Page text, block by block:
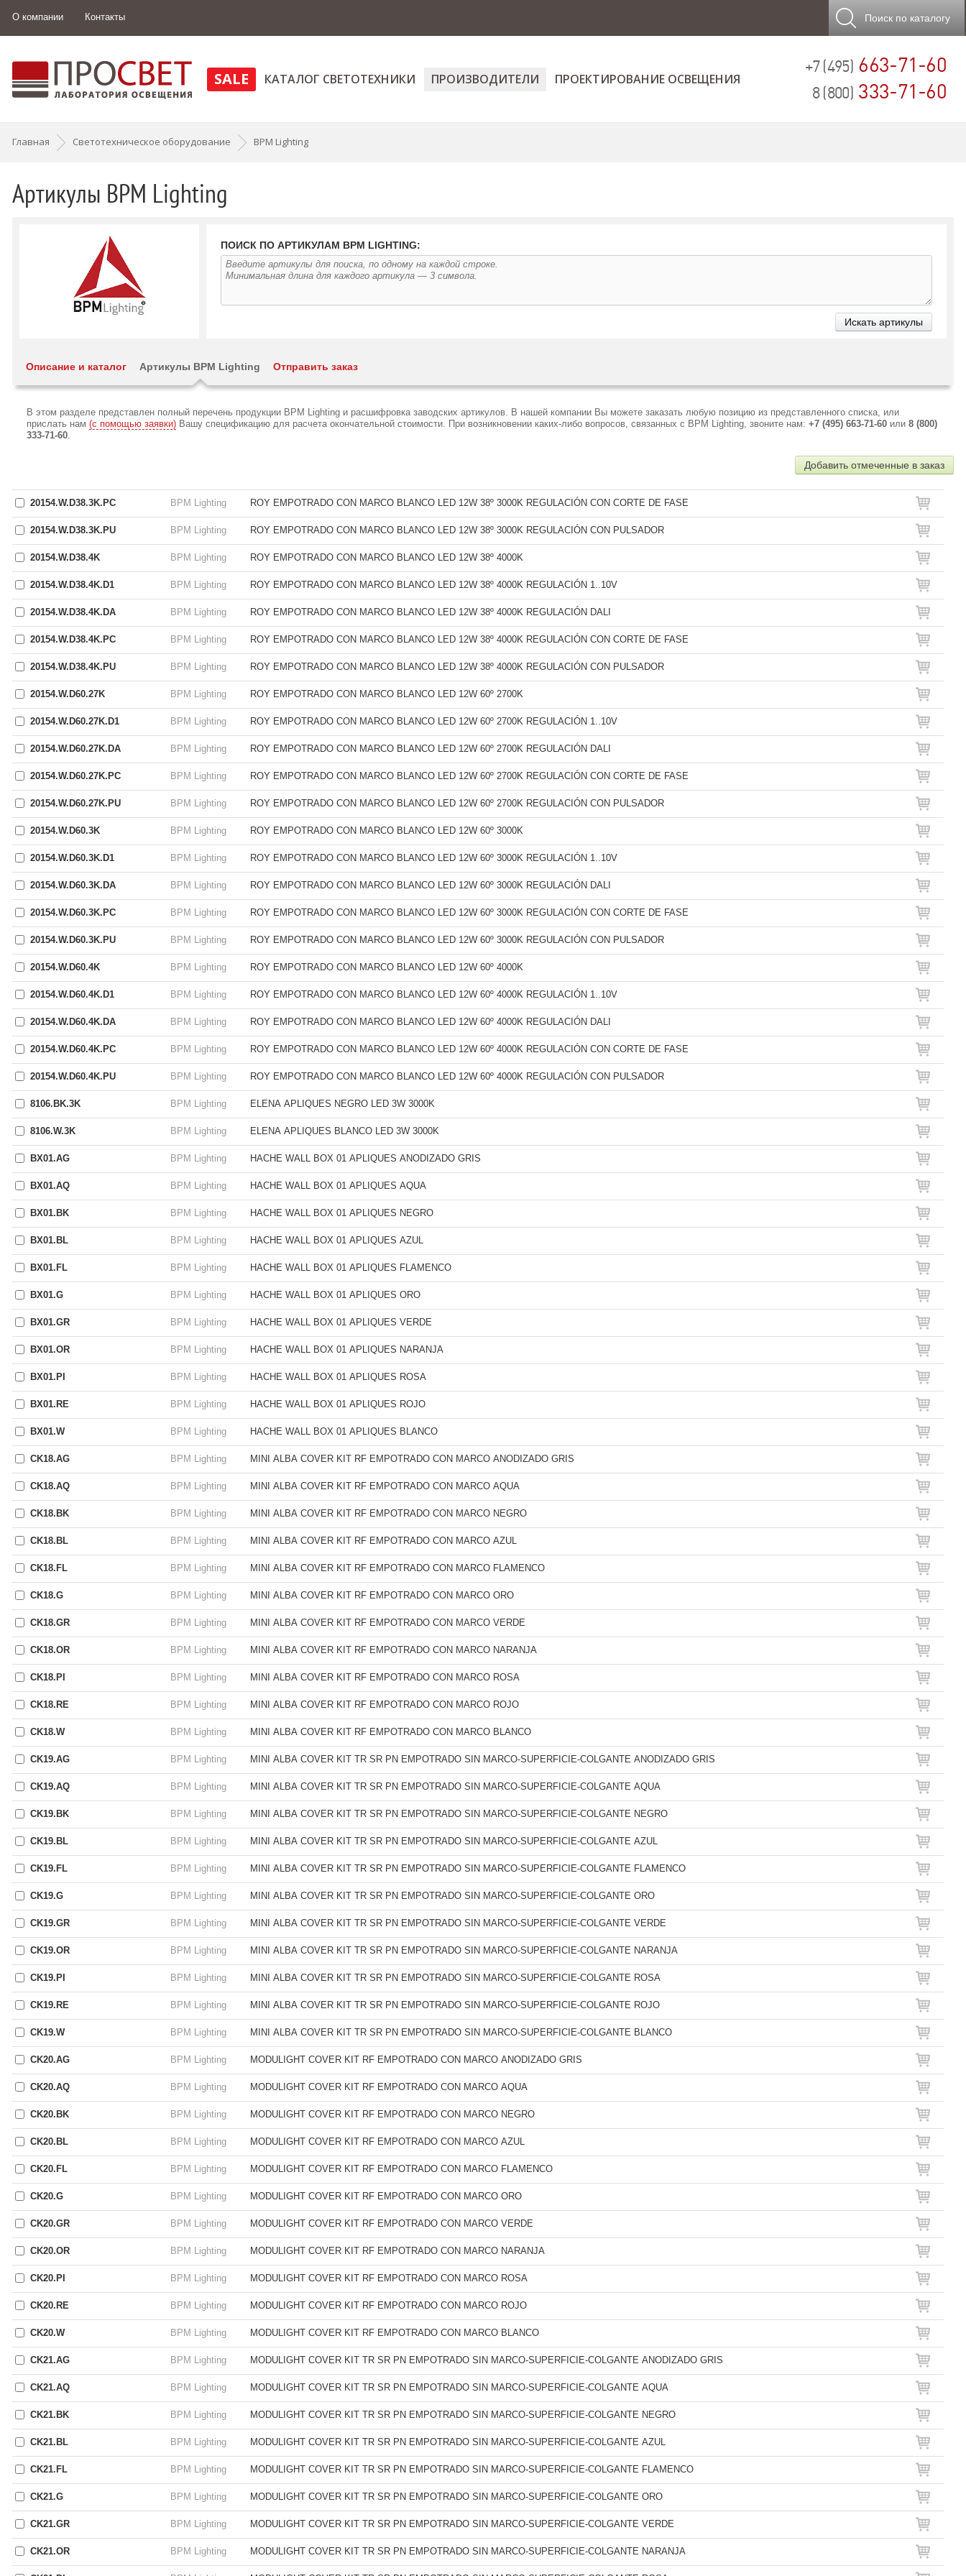
О компании Контакты Поиск по каталогу
+7 (495) 663-71-60
8 (800) 333-71-60
SALE КАТАЛОГ СВЕТОТЕХНИКИ ПРОИЗВОДИТЕЛИ ПРОЕКТИРОВАНИЕ ОСВЕЩЕНИЯ
Главная Светотехническое оборудование BPM Lighting
Артикулы BPM Lighting
ПОИСК ПО АРТИКУЛАМ BPM LIGHTING:
Описание и каталог Артикулы BPM Lighting Отправить заказ
В этом разделе представлен полный перечень продукции BPM Lighting и расшифровка заводских артикулов. В нашей компании Вы можете заказать любую позицию из представленного списка, или
прислать нам (с помощью заявки) Вашу спецификацию для расчета окончательной стоимости. При возникновении каких-либо вопросов, связанных с BPM Lighting, звоните нам: +7 (495) 663-71-60 или 8 (800)
333-71-60.
Добавить отмеченные в заказ
20154.W.D38.3K.PC BPM Lighting ROY EMPOTRADO CON MARCO BLANCO LED 12W 38º 3000K REGULACIÓN CON CORTE DE FASE
20154.W.D38.3K.PU BPM Lighting ROY EMPOTRADO CON MARCO BLANCO LED 12W 38º 3000K REGULACIÓN CON PULSADOR
20154.W.D38.4K BPM Lighting ROY EMPOTRADO CON MARCO BLANCO LED 12W 38º 4000K
20154.W.D38.4K.D1 BPM Lighting ROY EMPOTRADO CON MARCO BLANCO LED 12W 38º 4000K REGULACIÓN 1..10V
20154.W.D38.4K.DA BPM Lighting ROY EMPOTRADO CON MARCO BLANCO LED 12W 38º 4000K REGULACIÓN DALI
20154.W.D38.4K.PC BPM Lighting ROY EMPOTRADO CON MARCO BLANCO LED 12W 38º 4000K REGULACIÓN CON CORTE DE FASE
20154.W.D38.4K.PU BPM Lighting ROY EMPOTRADO CON MARCO BLANCO LED 12W 38º 4000K REGULACIÓN CON PULSADOR
20154.W.D60.27K BPM Lighting ROY EMPOTRADO CON MARCO BLANCO LED 12W 60º 2700K
20154.W.D60.27K.D1 BPM Lighting ROY EMPOTRADO CON MARCO BLANCO LED 12W 60º 2700K REGULACIÓN 1..10V
20154.W.D60.27K.DA BPM Lighting ROY EMPOTRADO CON MARCO BLANCO LED 12W 60º 2700K REGULACIÓN DALI
20154.W.D60.27K.PC BPM Lighting ROY EMPOTRADO CON MARCO BLANCO LED 12W 60º 2700K REGULACIÓN CON CORTE DE FASE
20154.W.D60.27K.PU BPM Lighting ROY EMPOTRADO CON MARCO BLANCO LED 12W 60º 2700K REGULACIÓN CON PULSADOR
20154.W.D60.3K BPM Lighting ROY EMPOTRADO CON MARCO BLANCO LED 12W 60º 3000K
20154.W.D60.3K.D1 BPM Lighting ROY EMPOTRADO CON MARCO BLANCO LED 12W 60º 3000K REGULACIÓN 1..10V
20154.W.D60.3K.DA BPM Lighting ROY EMPOTRADO CON MARCO BLANCO LED 12W 60º 3000K REGULACIÓN DALI
20154.W.D60.3K.PC BPM Lighting ROY EMPOTRADO CON MARCO BLANCO LED 12W 60º 3000K REGULACIÓN CON CORTE DE FASE
20154.W.D60.3K.PU BPM Lighting ROY EMPOTRADO CON MARCO BLANCO LED 12W 60º 3000K REGULACIÓN CON PULSADOR
20154.W.D60.4K BPM Lighting ROY EMPOTRADO CON MARCO BLANCO LED 12W 60º 4000K
20154.W.D60.4K.D1 BPM Lighting ROY EMPOTRADO CON MARCO BLANCO LED 12W 60º 4000K REGULACIÓN 1..10V
20154.W.D60.4K.DA BPM Lighting ROY EMPOTRADO CON MARCO BLANCO LED 12W 60º 4000K REGULACIÓN DALI
20154.W.D60.4K.PC BPM Lighting ROY EMPOTRADO CON MARCO BLANCO LED 12W 60º 4000K REGULACIÓN CON CORTE DE FASE
20154.W.D60.4K.PU BPM Lighting ROY EMPOTRADO CON MARCO BLANCO LED 12W 60º 4000K REGULACIÓN CON PULSADOR
8106.BK.3K BPM Lighting ELENA APLIQUES NEGRO LED 3W 3000K
8106.W.3K BPM Lighting ELENA APLIQUES BLANCO LED 3W 3000K
BX01.AG BPM Lighting HACHE WALL BOX 01 APLIQUES ANODIZADO GRIS
BX01.AQ BPM Lighting HACHE WALL BOX 01 APLIQUES AQUA
BX01.BK BPM Lighting HACHE WALL BOX 01 APLIQUES NEGRO
BX01.BL BPM Lighting HACHE WALL BOX 01 APLIQUES AZUL
BX01.FL BPM Lighting HACHE WALL BOX 01 APLIQUES FLAMENCO
BX01.G BPM Lighting HACHE WALL BOX 01 APLIQUES ORO
BX01.GR BPM Lighting HACHE WALL BOX 01 APLIQUES VERDE
BX01.OR BPM Lighting HACHE WALL BOX 01 APLIQUES NARANJA
BX01.PI BPM Lighting HACHE WALL BOX 01 APLIQUES ROSA
BX01.RE BPM Lighting HACHE WALL BOX 01 APLIQUES ROJO
BX01.W BPM Lighting HACHE WALL BOX 01 APLIQUES BLANCO
CK18.AG BPM Lighting MINI ALBA COVER KIT RF EMPOTRADO CON MARCO ANODIZADO GRIS
CK18.AQ BPM Lighting MINI ALBA COVER KIT RF EMPOTRADO CON MARCO AQUA
CK18.BK BPM Lighting MINI ALBA COVER KIT RF EMPOTRADO CON MARCO NEGRO
CK18.BL BPM Lighting MINI ALBA COVER KIT RF EMPOTRADO CON MARCO AZUL
CK18.FL BPM Lighting MINI ALBA COVER KIT RF EMPOTRADO CON MARCO FLAMENCO
CK18.G BPM Lighting MINI ALBA COVER KIT RF EMPOTRADO CON MARCO ORO
CK18.GR BPM Lighting MINI ALBA COVER KIT RF EMPOTRADO CON MARCO VERDE
CK18.OR BPM Lighting MINI ALBA COVER KIT RF EMPOTRADO CON MARCO NARANJA
CK18.PI BPM Lighting MINI ALBA COVER KIT RF EMPOTRADO CON MARCO ROSA
CK18.RE BPM Lighting MINI ALBA COVER KIT RF EMPOTRADO CON MARCO ROJO
CK18.W BPM Lighting MINI ALBA COVER KIT RF EMPOTRADO CON MARCO BLANCO
CK19.AG BPM Lighting MINI ALBA COVER KIT TR SR PN EMPOTRADO SIN MARCO-SUPERFICIE-COLGANTE ANODIZADO GRIS
CK19.AQ BPM Lighting MINI ALBA COVER KIT TR SR PN EMPOTRADO SIN MARCO-SUPERFICIE-COLGANTE AQUA
CK19.BK BPM Lighting MINI ALBA COVER KIT TR SR PN EMPOTRADO SIN MARCO-SUPERFICIE-COLGANTE NEGRO
CK19.BL BPM Lighting MINI ALBA COVER KIT TR SR PN EMPOTRADO SIN MARCO-SUPERFICIE-COLGANTE AZUL
CK19.FL BPM Lighting MINI ALBA COVER KIT TR SR PN EMPOTRADO SIN MARCO-SUPERFICIE-COLGANTE FLAMENCO
CK19.G BPM Lighting MINI ALBA COVER KIT TR SR PN EMPOTRADO SIN MARCO-SUPERFICIE-COLGANTE ORO
CK19.GR BPM Lighting MINI ALBA COVER KIT TR SR PN EMPOTRADO SIN MARCO-SUPERFICIE-COLGANTE VERDE
CK19.OR BPM Lighting MINI ALBA COVER KIT TR SR PN EMPOTRADO SIN MARCO-SUPERFICIE-COLGANTE NARANJA
CK19.PI BPM Lighting MINI ALBA COVER KIT TR SR PN EMPOTRADO SIN MARCO-SUPERFICIE-COLGANTE ROSA
CK19.RE BPM Lighting MINI ALBA COVER KIT TR SR PN EMPOTRADO SIN MARCO-SUPERFICIE-COLGANTE ROJO
CK19.W BPM Lighting MINI ALBA COVER KIT TR SR PN EMPOTRADO SIN MARCO-SUPERFICIE-COLGANTE BLANCO
CK20.AG BPM Lighting MODULIGHT COVER KIT RF EMPOTRADO CON MARCO ANODIZADO GRIS
CK20.AQ BPM Lighting MODULIGHT COVER KIT RF EMPOTRADO CON MARCO AQUA
CK20.BK BPM Lighting MODULIGHT COVER KIT RF EMPOTRADO CON MARCO NEGRO
CK20.BL BPM Lighting MODULIGHT COVER KIT RF EMPOTRADO CON MARCO AZUL
CK20.FL BPM Lighting MODULIGHT COVER KIT RF EMPOTRADO CON MARCO FLAMENCO
CK20.G BPM Lighting MODULIGHT COVER KIT RF EMPOTRADO CON MARCO ORO
CK20.GR BPM Lighting MODULIGHT COVER KIT RF EMPOTRADO CON MARCO VERDE
CK20.OR BPM Lighting MODULIGHT COVER KIT RF EMPOTRADO CON MARCO NARANJA
CK20.PI BPM Lighting MODULIGHT COVER KIT RF EMPOTRADO CON MARCO ROSA
CK20.RE BPM Lighting MODULIGHT COVER KIT RF EMPOTRADO CON MARCO ROJO
CK20.W BPM Lighting MODULIGHT COVER KIT RF EMPOTRADO CON MARCO BLANCO
CK21.AG BPM Lighting MODULIGHT COVER KIT TR SR PN EMPOTRADO SIN MARCO-SUPERFICIE-COLGANTE ANODIZADO GRIS
CK21.AQ BPM Lighting MODULIGHT COVER KIT TR SR PN EMPOTRADO SIN MARCO-SUPERFICIE-COLGANTE AQUA
CK21.BK BPM Lighting MODULIGHT COVER KIT TR SR PN EMPOTRADO SIN MARCO-SUPERFICIE-COLGANTE NEGRO
CK21.BL BPM Lighting MODULIGHT COVER KIT TR SR PN EMPOTRADO SIN MARCO-SUPERFICIE-COLGANTE AZUL
CK21.FL BPM Lighting MODULIGHT COVER KIT TR SR PN EMPOTRADO SIN MARCO-SUPERFICIE-COLGANTE FLAMENCO
CK21.G BPM Lighting MODULIGHT COVER KIT TR SR PN EMPOTRADO SIN MARCO-SUPERFICIE-COLGANTE ORO
CK21.GR BPM Lighting MODULIGHT COVER KIT TR SR PN EMPOTRADO SIN MARCO-SUPERFICIE-COLGANTE VERDE
CK21.OR BPM Lighting MODULIGHT COVER KIT TR SR PN EMPOTRADO SIN MARCO-SUPERFICIE-COLGANTE NARANJA